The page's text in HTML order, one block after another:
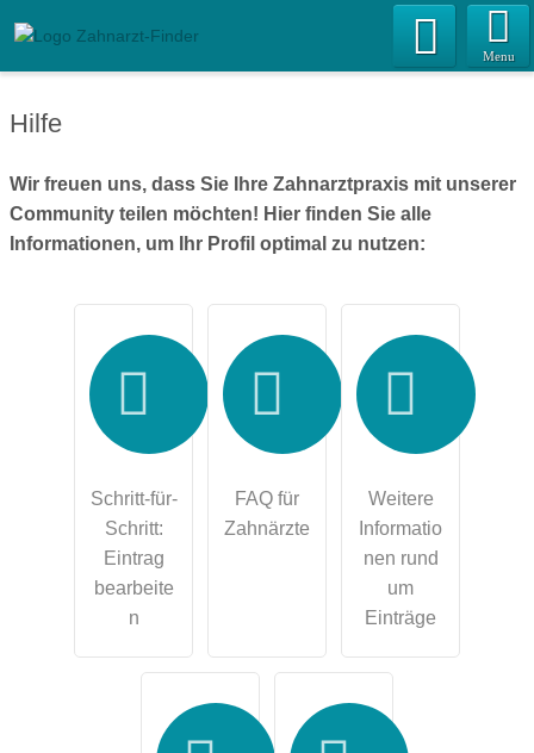
Menu
Hilfe
Wir freuen uns, dass Sie Ihre Zahnarztpraxis mit unserer
Community teilen möchten! Hier finden Sie alle
Informationen, um Ihr Profil optimal zu nutzen:
Schritt-für-
Schritt:
Eintrag
bearbeite
n
FAQ für
Zahnärzte
Weitere
Informatio
nen rund
um
Einträge